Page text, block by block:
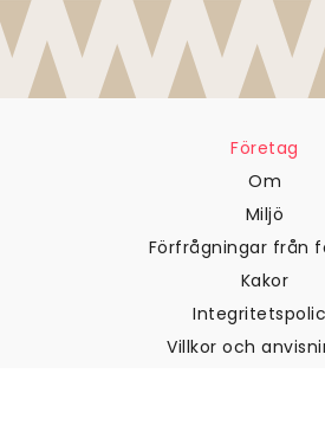
Företag
Om
Miljö
Förfrågningar från
Kakor
Villkor och